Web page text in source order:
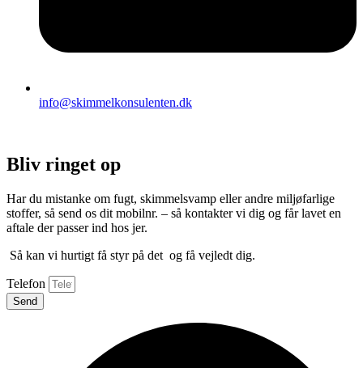
info@skimmelkonsulenten.dk
Bliv ringet op
Har du mistanke om fugt, skimmelsvamp eller andre miljøfarlige
stoffer, så send os dit mobilnr. – så kontakter vi dig og får lavet en
aftale der passer ind hos jer.
Så kan vi hurtigt få styr på det og få vejledt dig.
Telefon
Send